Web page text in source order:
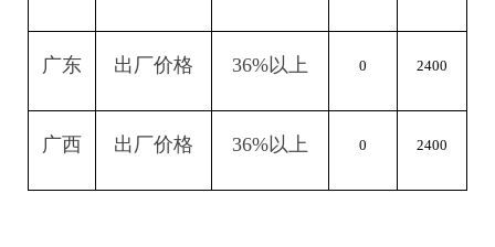
广东 出厂价格 36%以上 0 2400
广西 出厂价格 36%以上 0 2400